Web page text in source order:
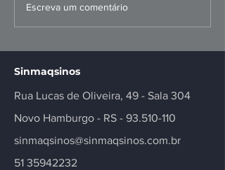
Missão ao Peru
fortalece negócios e
Escreva um comentário
Sinmaqsinos
Rua Lucas de Oliveira, 49 - Sala 304
Novo Hamburgo - RS - 93.510-110
sinmaqsinos@sinmaqsinos.com.br
51 35942232